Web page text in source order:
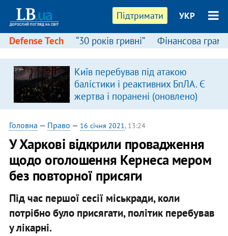
Підтримати УКР
Defense Tech “30 років гривні” Фінансова
Київ перебував під атакою
балістики і реактивних БпЛА. Є
жертва і поранені (оновлено)
Головна — Право — 16 січня 2021, 13:24
У Харкові відкрили провадження
щодо оголошення Кернеса мером
без повторної присяги
Під час першої сесії міськради, коли
потрібно було присягати, політик перебував
у лікарні.